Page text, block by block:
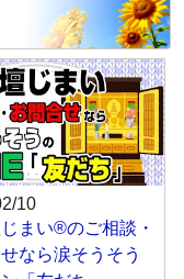
10
まい®のご相談・
なら涙そうそう